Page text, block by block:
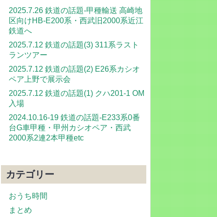
2025.7.26 鉄道の話題-甲種輸送 高崎地
区向けHB-E200系・西武旧2000系近江
鉄道へ
2025.7.12 鉄道の話題(3) 311系ラスト
ランツアー
2025.7.12 鉄道の話題(2) E26系カシオ
ペア上野で展示会
2025.7.12 鉄道の話題(1) クハ201-1 OM
入場
2024.10.16-19 鉄道の話題-E233系0番
台G車甲種・甲州カシオペア・西武
2000系2連2本甲種etc
カテゴリー
おうち時間
まとめ